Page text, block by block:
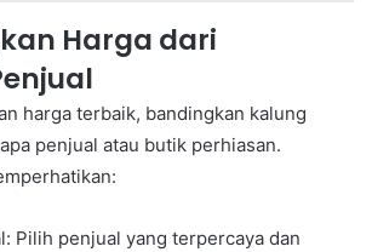
Harga dari
harga terbaik, bandingkan kalung
penjual atau butik perhiasan.
Pilih penjual yang terpercaya dan